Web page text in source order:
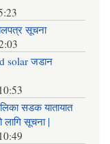
सूचना
solar जडान
सडक यातायात
लागि सूचना |